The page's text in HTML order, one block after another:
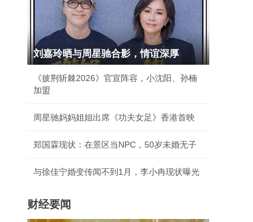
刘嘉玲晒与周星驰合影，情谊深厚
《披荆斩棘2026》官宣阵容，小沈阳、孙楠
加盟
周星驰妈妈姐姐出席《功夫女足》香港首映
郑国霖现状：在景区当NPC，50岁未婚无子
与徐佳宁婚变传闻不到1月，李小冉现状曝光
财经要闻